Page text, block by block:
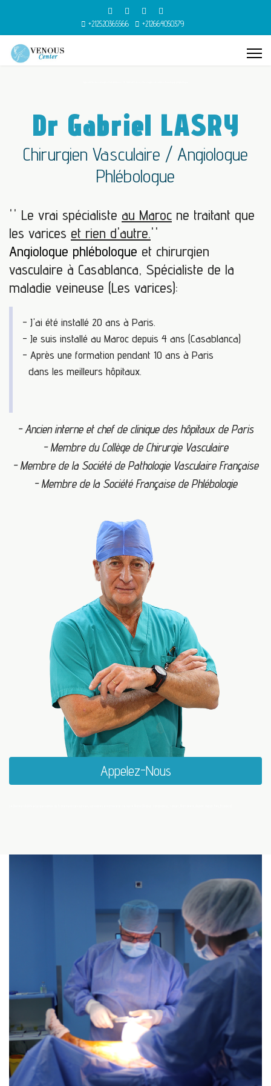
+212520365566 +212664050379
Dr Gabriel LASRY
Chirurgien Vasculaire / Angiologue
Phlébologue
'' Le vrai spécialiste au Maroc ne traitant que
les varices et rien d'autre.''
Angiologue phlébologue et chirurgien
vasculaire à Casablanca, Spécialiste de la
maladie veineuse (Les varices):
- J'ai été installé 20 ans à Paris.
- Je suis installé au Maroc depuis 4 ans (Casablanca)
- Après une formation pendant 10 ans à Paris
dans les meilleurs hôpitaux.
- Ancien interne et chef de clinique des hôpitaux de Paris
- Membre du Collège de Chirurgie Vasculaire
- Membre de la Société de Pathologie Vasculaire Française
- Membre de la Société Française de Phlébologie
Appelez-Nous